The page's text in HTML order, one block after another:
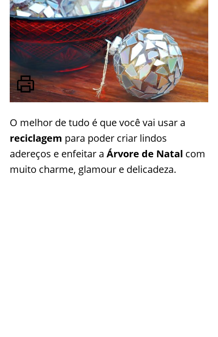
O melhor de tudo é que você vai usar a
reciclagem para poder criar lindos
adereços e enfeitar a Árvore de Natal com
muito charme, glamour e delicadeza.